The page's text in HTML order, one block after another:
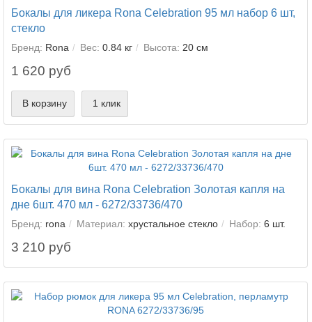
Бокалы для ликера Rona Celebration 95 мл набор 6 шт,
стекло
Бренд: Rona Вес: 0.84 кг Высота: 20 см
1 620 руб
В корзину 1 клик
Бокалы для вина Rona Celebration Золотая капля на
дне 6шт. 470 мл - 6272/33736/470
Бренд: rona Материал: хрустальное стекло Набор: 6 шт.
3 210 руб